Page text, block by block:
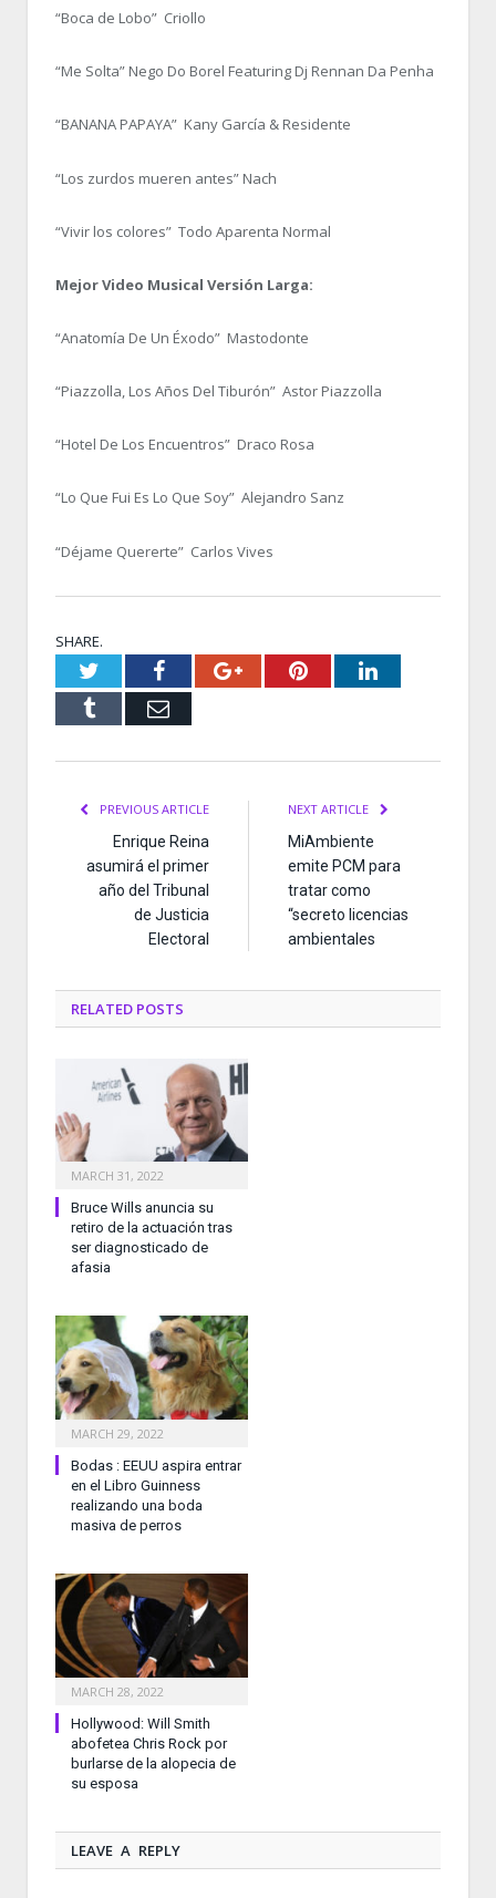
“Boca de Lobo” Criollo
“Me Solta” Nego Do Borel Featuring Dj Rennan Da Penha
“BANANA PAPAYA” Kany García & Residente
“Los zurdos mueren antes” Nach
“Vivir los colores” Todo Aparenta Normal
Mejor Video Musical Versión Larga:
“Anatomía De Un Éxodo” Mastodonte
“Piazzolla, Los Años Del Tiburón” Astor Piazzolla
“Hotel De Los Encuentros” Draco Rosa
“Lo Que Fui Es Lo Que Soy” Alejandro Sanz
“Déjame Quererte” Carlos Vives
SHARE.
TwitterFacebookGoogle+PinterestLinkedIn
Tumblr Email
PREVIOUS ARTICLE
Enrique Reina
asumirá el primer
año del Tribunal
de Justicia
Electoral
NEXT ARTICLE
MiAmbiente
emite PCM para
tratar como
“secreto licencias
ambientales
RELATED POSTS
MARCH 31, 2022
Bruce Wills anuncia su
retiro de la actuación tras
ser diagnosticado de
afasia
MARCH 29, 2022
Bodas : EEUU aspira entrar
en el Libro Guinness
realizando una boda
masiva de perros
MARCH 28, 2022
Hollywood: Will Smith
abofetea Chris Rock por
burlarse de la alopecia de
su esposa
LEAVE A REPLY